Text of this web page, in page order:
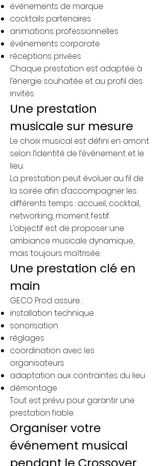
événements de marque
cocktails partenaires
animations professionnelles
événements corporate
réceptions privées
Chaque prestation est adaptée à
l’énergie souhaitée et au profil des
invités.
Une prestation
musicale sur mesure
Le choix musical est défini en amont
selon l’identité de l’événement et le
lieu.
La prestation peut évoluer au fil de
la soirée afin d’accompagner les
différents temps : accueil, cocktail,
networking, moment festif.
L’objectif est de proposer une
ambiance musicale dynamique,
mais toujours maîtrisée.
Une prestation clé en
main
GECO Prod assure :
installation technique
sonorisation
réglages
coordination avec les
organisateurs
adaptation aux contraintes du lieu
démontage
Tout est prévu pour garantir une
prestation fiable.
Organiser votre
événement musical